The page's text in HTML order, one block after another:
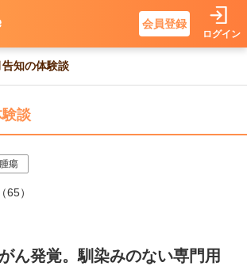
会員登録
ログイン
知の体験談
談
瘍
（65）
ん発覚。馴染みのない専門用